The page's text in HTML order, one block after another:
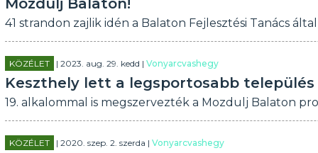
Mozdulj Balaton!
41 strandon zajlik idén a Balaton Fejlesztési Tanács
KÖZÉLET | 2023. aug. 29. kedd | Vonyarcvashegy
Keszthely lett a legsportosabb település
19. alkalommal is megszervezték a Mozdulj Balaton
KÖZÉLET | 2020. szep. 2. szerda | Vonyarcvashegy